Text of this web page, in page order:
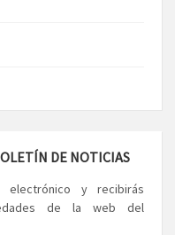
DE NOTICIAS
y recibirás
de la web del